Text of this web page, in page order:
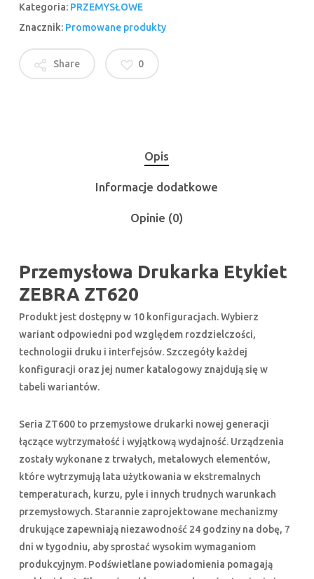
Kategoria: PRZEMYSŁOWE
Znacznik: Promowane produkty
Share 0
Opis
Informacje dodatkowe
Opinie (0)
Przemysłowa Drukarka Etykiet
ZEBRA ZT620
Produkt jest dostępny w 10 konfiguracjach. Wybierz
wariant odpowiedni pod względem rozdzielczości,
technologii druku i interfejsów. Szczegóły każdej
konfiguracji oraz jej numer katalogowy znajdują się w
tabeli wariantów.
Seria ZT600 to przemysłowe drukarki nowej generacji
łączące wytrzymałość i wyjątkową wydajność. Urządzenia
zostały wykonane z trwałych, metalowych elementów,
które wytrzymują lata użytkowania w ekstremalnych
temperaturach, kurzu, pyle i innych trudnych warunkach
przemysłowych. Starannie zaprojektowane mechanizmy
drukujące zapewniają niezawodność 24 godziny na dobę, 7
dni w tygodniu, aby sprostać wysokim wymaganiom
produkcyjnym. Podświetlane powiadomienia pomagają